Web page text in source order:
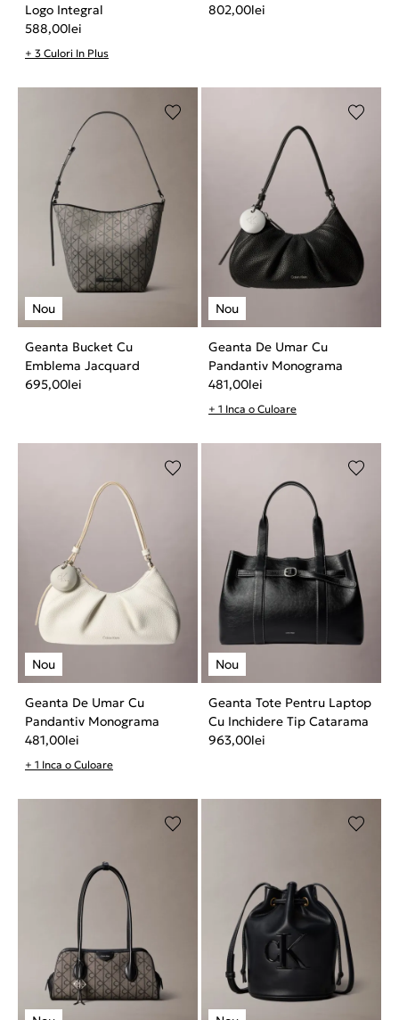
Logo Integral
588,00lei
+ 3 Culori In Plus
802,00lei
Geanta Bucket Cu
Emblema Jacquard
695,00lei
Geanta De Umar Cu
Pandantiv Monograma
481,00lei
+ 1 Inca o Culoare
Geanta De Umar Cu
Pandantiv Monograma
481,00lei
+ 1 Inca o Culoare
Geanta Tote Pentru Laptop
Cu Inchidere Tip Catarama
963,00lei